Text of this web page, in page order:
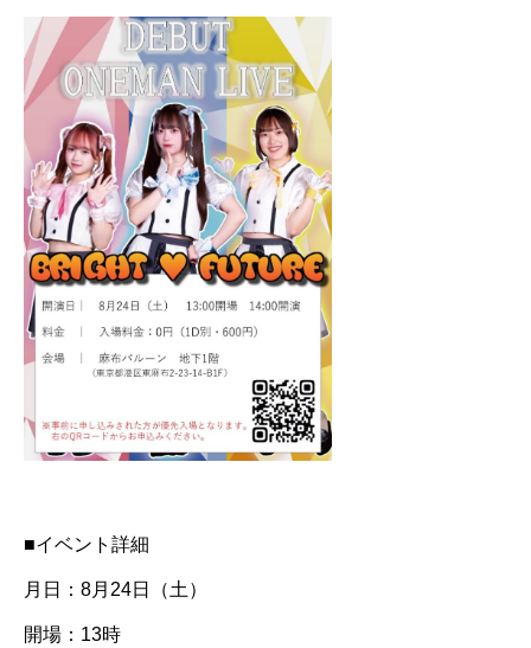
■イベント詳細
月日：8月24日（土）
開場：13時